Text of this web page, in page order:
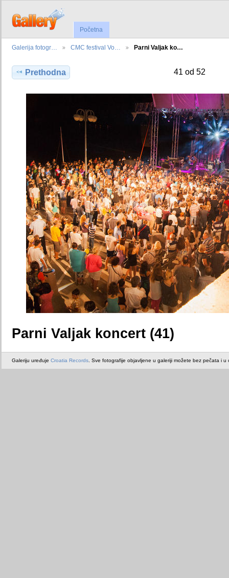
Početna
Galerija fotogr… CMC festival Vo… Parni Valjak ko…
Prethodna 41 od 52
Parni Valjak koncert (41)
Galeriju uređuje Croatia Records . Sve fotografije objavljene u galeriji možete bez pečata i